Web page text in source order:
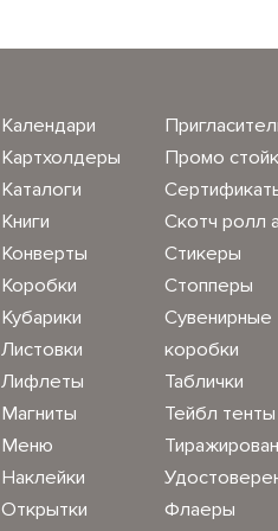
Календари
Картхолдеры
Каталоги
Книги
Конверты
Коробки
Кубарики
Листовки
Лифлеты
Магниты
Меню
Наклейки
Открытки
Промо
Скотч ролл
Стикеры
Стопперы
Сувенирные
коробки
Таблички
Тейбл тенты
Флаеры